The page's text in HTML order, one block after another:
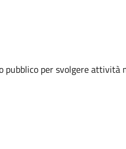
pubblico per svolgere attività